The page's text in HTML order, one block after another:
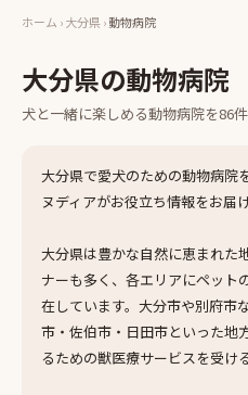
ホーム ›大分県›動物病院
大分県の動物病院
犬と一緒に楽しめる動物病院を86
大分県で愛犬のための動物病院
ヌディアがお役立ち情報をお届け
大分県は豊かな自然に恵まれた
ナーも多く、各エリアにペット
在しています。大分市や別府市
市・佐伯市・日田市といった地
るための獣医療サービスを受け